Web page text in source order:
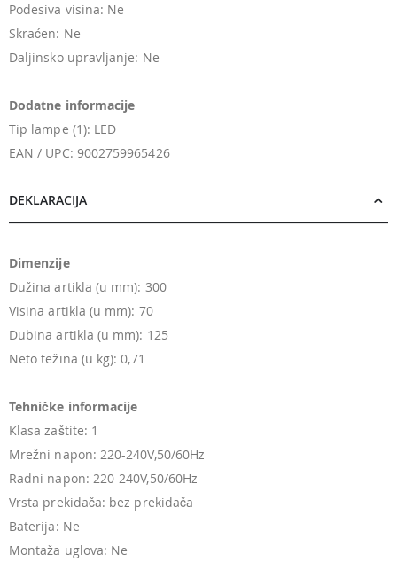
Podesiva visina: Ne
Skraćen: Ne
Daljinsko upravljanje: Ne
Dodatne informacije
Tip lampe (1): LED
EAN / UPC: 9002759965426
DEKLARACIJA
Dimenzije
Dužina artikla (u mm): 300
Visina artikla (u mm): 70
Dubina artikla (u mm): 125
Neto težina (u kg): 0,71
Tehničke informacije
Klasa zaštite: 1
Mrežni napon: 220-240V,50/60Hz
Radni napon: 220-240V,50/60Hz
Vrsta prekidača: bez prekidača
Baterija: Ne
Montaža uglova: Ne